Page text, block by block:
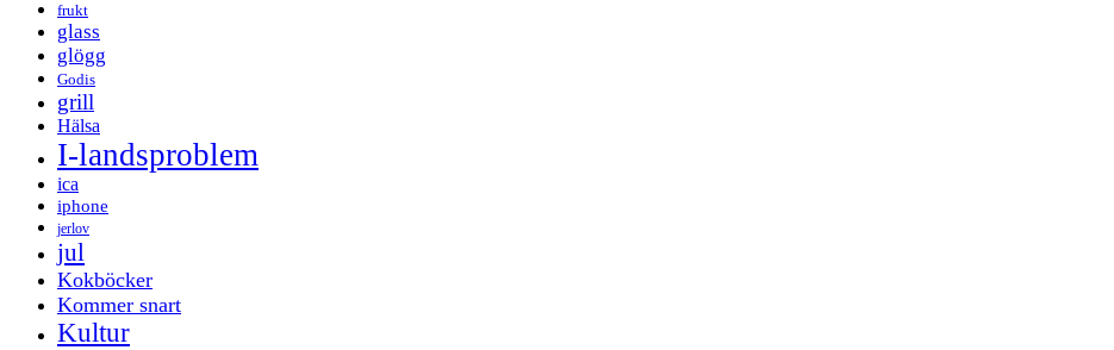
frukt
glass
glögg
Godis
grill
Hälsa
I-landsproblem
ica
iphone
jerlov
jul
Kokböcker
Kommer snart
Kultur